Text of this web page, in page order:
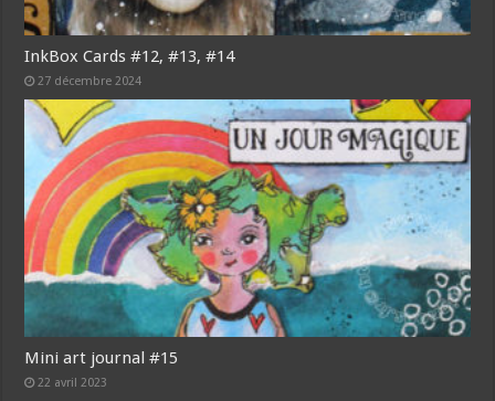
InkBox Cards #12, #13, #14
27 décembre 2024
Mini art journal #15
22 avril 2023